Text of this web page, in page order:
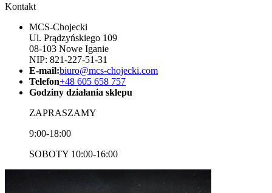
Kontakt
MCS-Chojecki
Ul. Prądzyńskiego 109
08-103 Nowe Iganie
NIP: 821-227-51-31
E-mail:biuro@mcs-chojecki.com
Telefon+48 605 658 757
Godziny działania sklepu
ZAPRASZAMY
9:00-18:00
SOBOTY 10:00-16:00